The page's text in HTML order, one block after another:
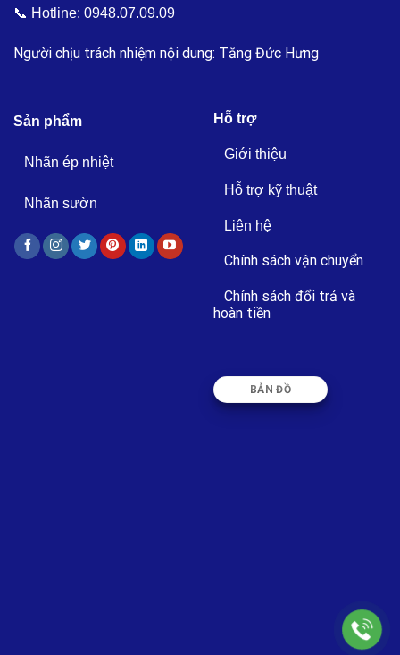
📞 Hotline: 0948.07.09.09
Người chịu trách nhiệm nội dung: Tăng Đức Hưng
Sản phẩm
Nhãn ép nhiệt
Nhãn sườn
Hỗ trợ
Giới thiệu
Hỗ trợ kỹ thuật
Liên hệ
Chính sách vận chuyển
Chính sách đổi trả và
hoàn tiền
BẢN ĐỒ